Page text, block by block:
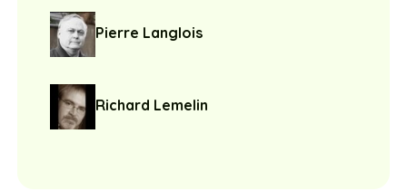
Pierre Langlois
Richard Lemelin